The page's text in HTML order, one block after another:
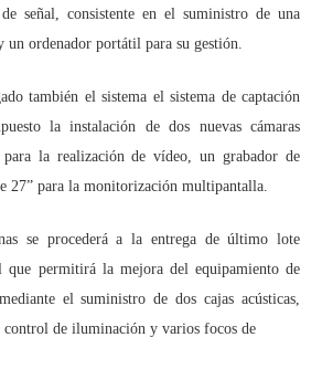
señal, consistente en el suministro de una
ordenador portátil para su gestión.
también el sistema el sistema de captación
la instalación de dos nuevas cámaras
para la realización de vídeo, un grabador de
27” para la monitorización multipantalla.
se procederá a la entrega de último lote
que permitirá la mejora del equipamiento de
el suministro de dos cajas acústicas,
control de iluminación y varios focos de